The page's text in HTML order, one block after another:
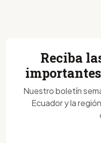
Reciba
Nuestro boletín
Ecuador y la